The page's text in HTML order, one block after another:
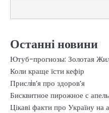
Останні новини
Ютуб-прогнозы: Золотая
Коли краще їсти кефір
Прислiв’я про здоров’я
Бисквитное пирожное с
Цікаві факти про Україну на